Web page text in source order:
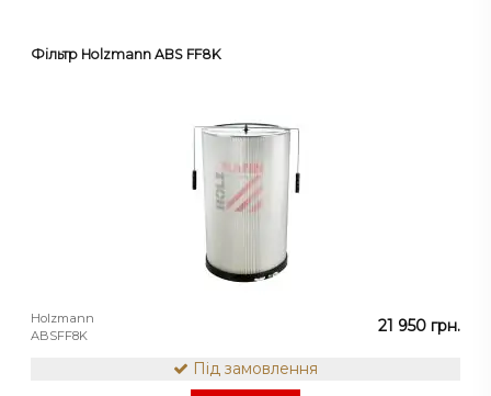
Фільтр Holzmann ABS FF8K
Holzmann
ABSFF8K
21 950 грн.
Під замовлення